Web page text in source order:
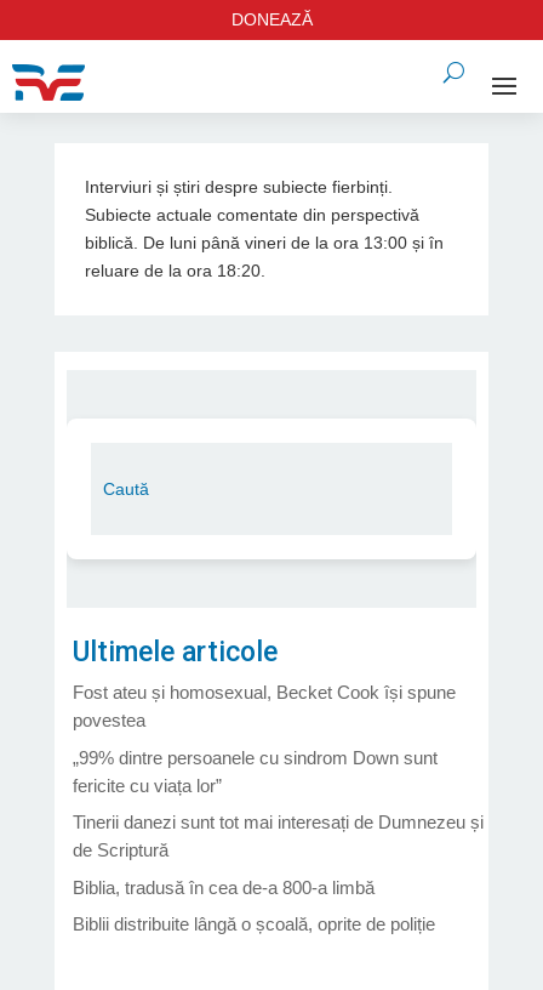
DONEAZĂ
Interviuri și știri despre subiecte fierbinți.
Subiecte actuale comentate din perspectivă
biblică. De luni până vineri de la ora 13:00 și în
reluare de la ora 18:20.
Ultimele articole
Fost ateu și homosexual, Becket Cook își spune
povestea
„99% dintre persoanele cu sindrom Down sunt
fericite cu viața lor”
Tinerii danezi sunt tot mai interesați de Dumnezeu și
de Scriptură
Biblia, tradusă în cea de-a 800-a limbă
Biblii distribuite lângă o școală, oprite de poliție